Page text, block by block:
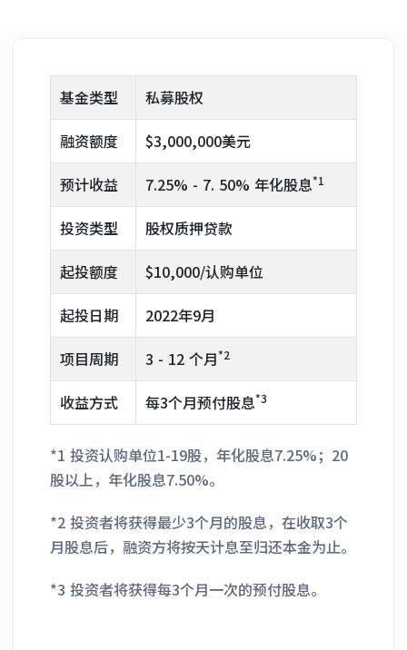
基金类型
私募股权
融资额度
$3,000,000美元
预计收益
7.25% - 7. 50% 年化股息*1
投资类型
股权质押贷款
起投额度
$10,000/认购单位
起投日期
2022年9月
项目周期
3 - 12 个月*2
收益方式 每3个月预付股息*3
*1 投资认购单位1-19股，年化股息7.25%；20
股以上，年化股息7.50%。
*2 投资者将获得最少3个月的股息，在收取3个
月股息后，融资方将按天计息至归还本金为止。
*3 投资者将获得每3个月一次的预付股息。